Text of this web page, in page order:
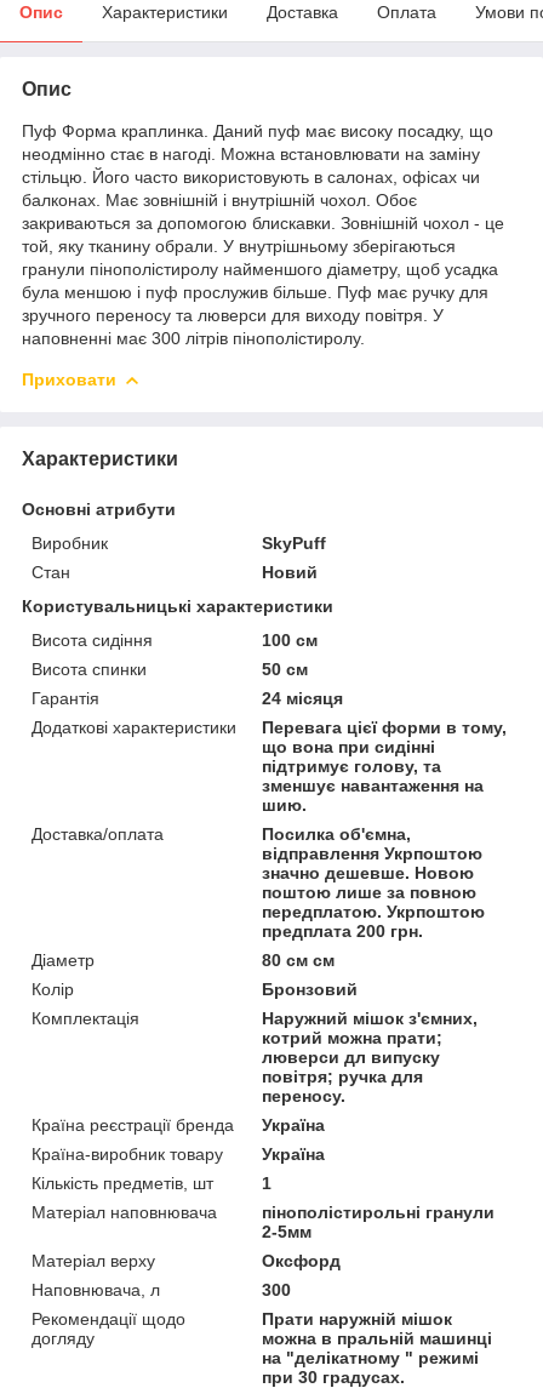
Опис Характеристики Доставка Оплата Умови
Опис
Пуф Форма краплинка. Даний пуф має високу посадку, що
неодмінно стає в нагоді. Можна встановлювати на заміну
стільцю. Його часто використовують в салонах, офісах чи
балконах. Має зовнішній і внутрішній чохол. Обоє
закриваються за допомогою блискавки. Зовнішній чохол - це
той, яку тканину обрали. У внутрішньому зберігаються
гранули пінополістиролу найменшого діаметру, щоб усадка
була меншою і пуф прослужив більше. Пуф має ручку для
зручного переносу та люверси для виходу повітря. У
наповненні має 300 літрів пінополістиролу.
Приховати
Характеристики
Основні атрибути
Виробник
SkyPuff
Стан
Новий
Користувальницькі характеристики
Висота сидіння
100 см
Висота спинки
50 см
Гарантія
24 місяця
Додаткові характеристики
Перевага цієї форми в тому,
що вона при сидінні
підтримує голову, та
зменшує навантаження на
шию.
Доставка/оплата
Посилка об'ємна,
відправлення Укрпоштою
значно дешевше. Новою
поштою лише за повною
передплатою. Укрпоштою
предплата 200 грн.
Діаметр
80 см см
Колір
Бронзовий
Комплектація
Наружний мішок з'ємних,
котрий можна прати;
люверси дл випуску
повітря; ручка для
переносу.
Країна реєстрації бренда
Україна
Країна-виробник товару
Україна
Кількість предметів, шт
1
Матеріал наповнювача
пінополістирольні гранули
2-5мм
Матеріал верху
Оксфорд
Наповнювача, л
300
Рекомендації щодо
догляду
Прати наружній мішок
можна в пральній машинці
на "делікатному " режимі
при 30 градусах.